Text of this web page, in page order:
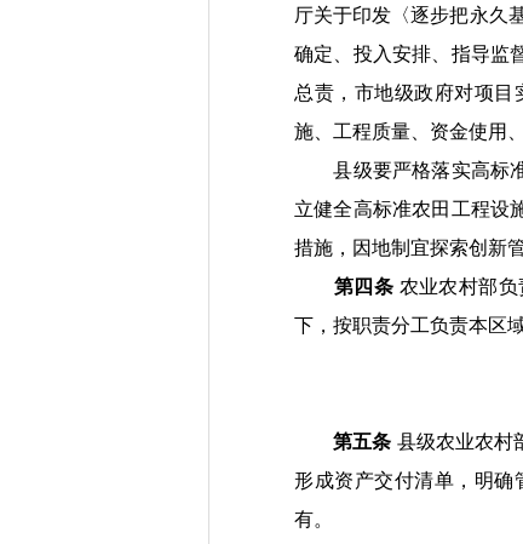
厅关于印发〈逐步把永久
确定、投入安排、指导监
总责，市地级政府对项
施、工程质量、资金使用
县级要严格落实高标
立健全高标准农田工程设
措施，因地制宜探索创新
第四条 农业农村部负
下 ， 按职责分工负责本区
第五条 县级农业农村
形成资产交付清单，明确
有。